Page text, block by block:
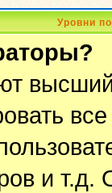
Уровни
и